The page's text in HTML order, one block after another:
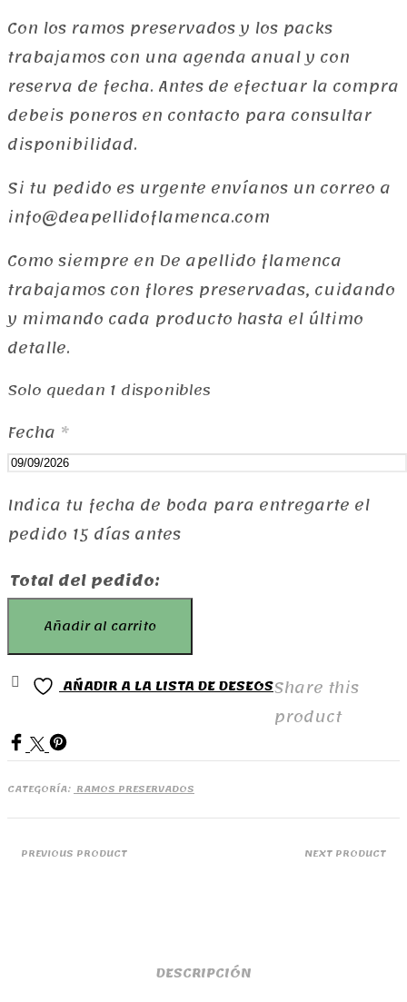
Con los ramos preservados y los packs
trabajamos con una agenda anual y con
reserva de fecha. Antes de efectuar la compra
debeis poneros en contacto para consultar
disponibilidad.
Si tu pedido es urgente envíanos un correo a
info@deapellidoflamenca.com
Como siempre en De apellido flamenca
trabajamos con flores preservadas, cuidando
y mimando cada producto hasta el último
detalle.
Solo quedan 1 disponibles
Fecha *
Indica tu fecha de boda para entregarte el
pedido 15 días antes
Total del pedido:
Lucia
cantidad
Añadir al carrito
AÑADIR A LA LISTA DE DESEOSShare this
product
CATEGORÍA:RAMOS PRESERVADOS
PREVIOUS PRODUCT NEXT PRODUCT
DESCRIPCIÓN